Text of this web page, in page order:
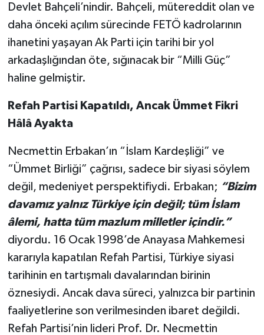
Devlet Bahçeli’nindir. Bahçeli, mütereddit olan ve
daha önceki açılım sürecinde FETÖ kadrolarının
ihanetini yaşayan Ak Parti için tarihi bir yol
arkadaşlığından öte, sığınacak bir “Milli Güç”
haline gelmiştir.
Refah Partisi Kapatıldı, Ancak Ümmet Fikri
Hâlâ Ayakta
Necmettin Erbakan’ın “İslam Kardeşliği” ve
“Ümmet Birliği” çağrısı, sadece bir siyasi söylem
değil, medeniyet perspektifiydi. Erbakan; “Bizim
davamız yalnız Türkiye için değil; tüm İslam
âlemi, hatta tüm mazlum milletler içindir.”
diyordu. 16 Ocak 1998’de Anayasa Mahkemesi
kararıyla kapatılan Refah Partisi, Türkiye siyasi
tarihinin en tartışmalı davalarından birinin
öznesiydi. Ancak dava süreci, yalnızca bir partinin
faaliyetlerine son verilmesinden ibaret değildi.
Refah Partisi’nin lideri Prof. Dr. Necmettin